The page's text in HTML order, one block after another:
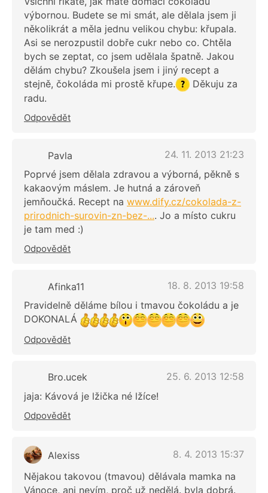
výbornou. Budete se mi smát, ale dělala jsem ji
několikrát a měla jednu velikou chybu: křupala.
Asi se nerozpustil dobře cukr nebo co. Chtěla
bych se zeptat, co jsem udělala špatně. Jakou
dělám chybu? Zkoušela jsem i jiný recept a
stejně, čokoláda mi prostě křupe.
Děkuju za
radu.
Odpovědět
Pavla
24. 11. 2013 21:23
Poprvé jsem dělala zdravou a výborná, pěkně s
kakaovým máslem. Je hutná a zároveň
jemňoučká. Recept na www.dify.cz/cokolada-z-
prirodnich-surovin-zn-bez-.... Jo a místo cukru
je tam med :)
Odpovědět
Afinka11
18. 8. 2013 19:58
Pravidelně děláme bílou i tmavou čokoládu a je
DOKONALÁ
Odpovědět
Bro.ucek
25. 6. 2013 12:58
jaja: Kávová je lžička né lžíce!
Odpovědět
Alexiss
8. 4. 2013 15:37
Nějakou takovou (tmavou) dělávala mamka na
Vánoce, ani nevím, proč už nedělá. byla dobrá.